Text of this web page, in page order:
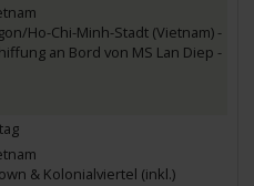
Ho-Chi-Minh-Stadt (Vietnam) -
an Bord von MS Lan Diep -
& Kolonialviertel (inkl.)